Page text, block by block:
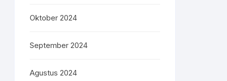
Oktober 2024
September 2024
Agustus 2024